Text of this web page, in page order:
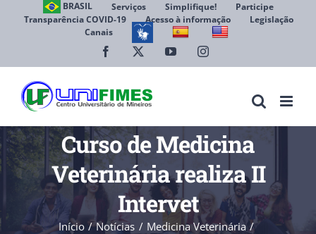
BRASIL Serviços Simplifique!
Participe
Transparência COVID-19
Acesso à informação
Legislação
Canais
Facebook YouTubeInstagram
Curso de Medicina
Veterinária realiza II
Intervet
Início Notícias
Medicina Veterinária